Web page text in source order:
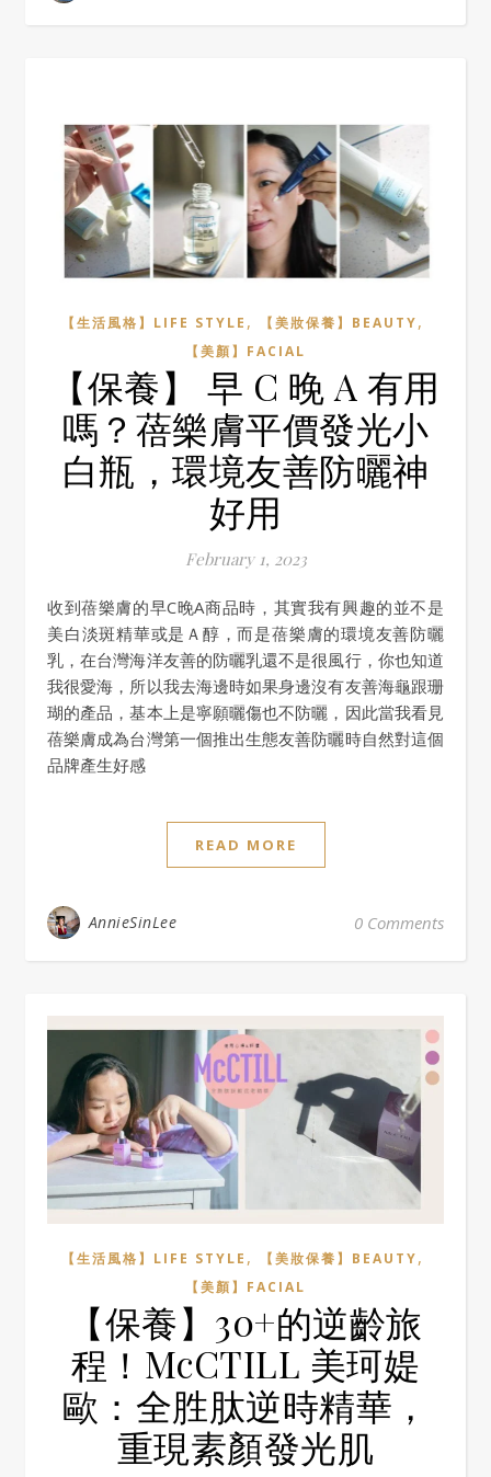
【生活風格】LIFE STYLE , 【美妝保養】BEAUTY,
【美顏】FACIAL
【保養】 早 C 晚 A 有用
嗎？蓓樂膚平價發光小
白瓶，環境友善防曬神
好用
February 1, 2023
收到蓓樂膚的早C晚A商品時，其實我有興趣的並不是
美白淡斑精華或是Ａ醇，而是蓓樂膚的環境友善防曬
乳，在台灣海洋友善的防曬乳還不是很風行，你也知道
我很愛海，所以我去海邊時如果身邊沒有友善海龜跟珊
瑚的產品，基本上是寧願曬傷也不防曬，因此當我看見
蓓樂膚成為台灣第一個推出生態友善防曬時自然對這個
品牌產生好感
READ MORE
AnnieSinLee 0 Comments
【生活風格】LIFE STYLE , 【美妝保養】BEAUTY,
【美顏】FACIAL
【保養】30+的逆齡旅
程！McCTILL 美珂媞
歐：全胜肽逆時精華，
重現素顏發光肌